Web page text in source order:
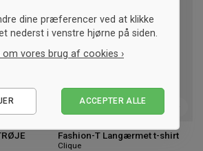
Fashion-T Langærmet t-shirt
Clique
dine præferencer ved at klikke
nederst i venstre hjørne på siden.
vores brug af cookies ›
ACCEPTER ALLE